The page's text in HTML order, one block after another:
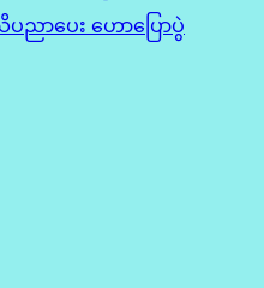
ာပေး ဟောပြောပွဲ